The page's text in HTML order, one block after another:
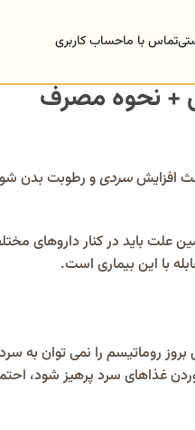
تماس با ماحساب کاربری
+ نحوه مصرف
افزایشسردیو رطوبت بدن
علت باید در کنار داروهای
با این بیماری است.
روماتیسم را نمی توان به
غذاهای سرد پرهیز شود،